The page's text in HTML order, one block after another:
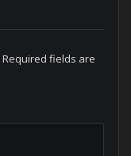
Required fields are